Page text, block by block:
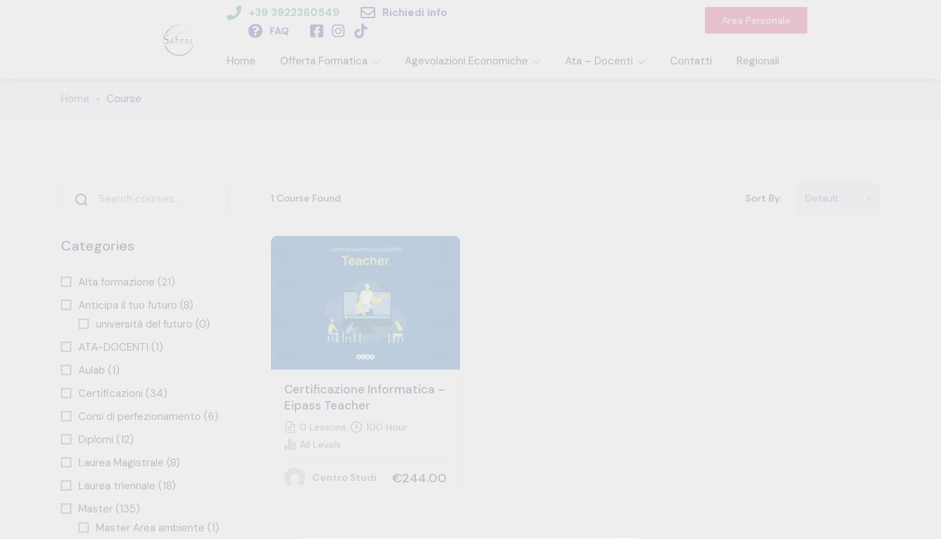
+39 3922360549 Richiedi info
FAQ
Area Personale
Home Offerta Formatica Agevolazioni Economiche Ata – Docenti Contatti Regionali
Home Course
Categories
Alta formazione (21)
Anticipa il tuo futuro (8)
università del futuro (0)
ATA-DOCENTI (1)
Aulab (1)
Certificazioni (34)
Corsi di perfezionamento (6)
Diplomi (12)
Laurea Magistrale (8)
Laurea triennale (18)
Master (135)
Master Area ambiente (1)
1 Course Found Sort By:
Certificazione Informatica –
Eipass Teacher
0 Lessons
100 Hour
All Levels
Centro Studi €244.00